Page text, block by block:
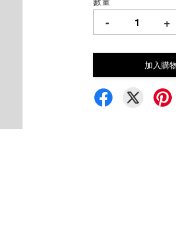
- +
加入購